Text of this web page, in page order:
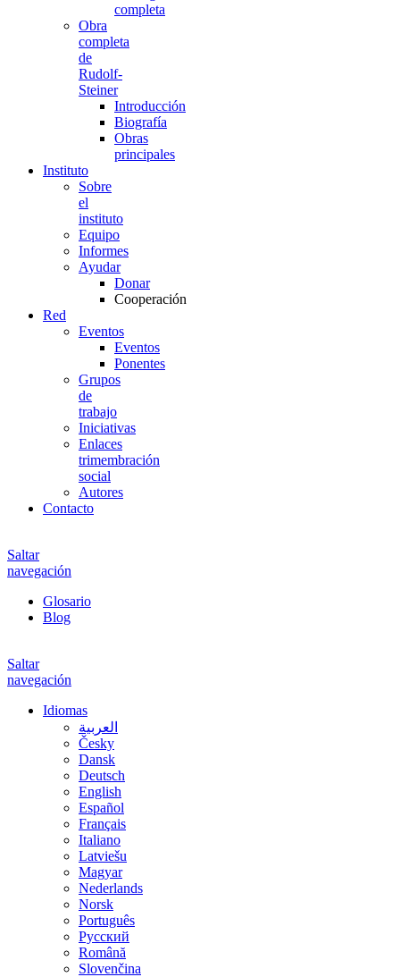
completa
Obra
completa
de
Rudolf-
Steiner
Introducción
Biografía
Obras
principales
Instituto
Sobre
el
instituto
Equipo
Informes
Ayudar
Donar
Cooperación
Red
Eventos
Eventos
Ponentes
Grupos
de
trabajo
Iniciativas
Enlaces
trimembración
social
Autores
Contacto
Saltar
navegación
Glosario
Blog
Saltar
navegación
Idiomas
العربية
Česky
Dansk
Deutsch
English
Español
Français
Italiano
Latviešu
Magyar
Nederlands
Norsk
Português
Русский
Română
Slovenčina